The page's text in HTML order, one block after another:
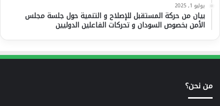
يوليو 1, 2025
بيان من حركة المستقبل للإصلاح و التنمية حول جلسة مجلس
الأمن بخصوص السودان و تحركات الفاعلين الدوليين
من نحن؟